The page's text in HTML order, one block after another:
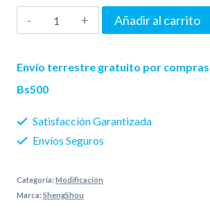
ShengShou
3x3
cantidad
Añadir al carrito
Envío terrestre gratuito por compras
Bs500
Satisfacción Garantizada
Envíos Seguros
Categoría:Modificación
Marca:ShengShou